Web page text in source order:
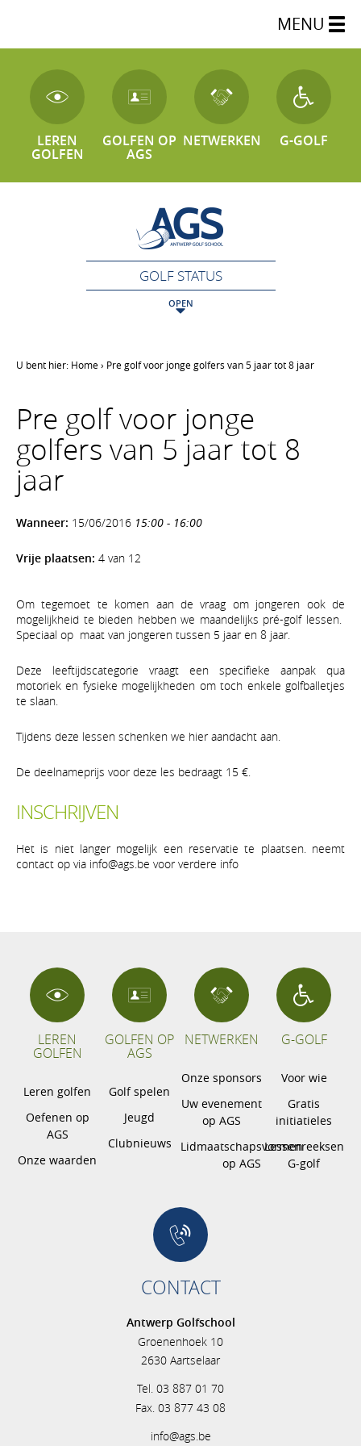
MENU
LEREN
GOLFEN
GOLFEN OP
AGS
NETWERKEN G-GOLF
GOLF STATUS
OPEN
U bent hier: Home› Pre golf voor jonge golfers van 5 jaar tot 8 jaar
Pre golf voor jonge
golfers van 5 jaar tot 8
jaar
Wanneer: 15/06/2016 15:00 - 16:00
Vrije plaatsen: 4 van 12
Om tegemoet te komen aan de vraag om jongeren ook de
mogelijkheid te bieden hebben we maandelijks pré-golf lessen.
Speciaal op maat van jongeren tussen 5 jaar en 8 jaar.
Deze leeftijdscategorie vraagt een specifieke aanpak qua
motoriek en fysieke mogelijkheden om toch enkele golfballetjes
te slaan.
Tijdens deze lessen schenken we hier aandacht aan.
De deelnameprijs voor deze les bedraagt 15 €.
INSCHRIJVEN
Het is niet langer mogelijk een reservatie te plaatsen. neemt
contact op via info@ags.be voor verdere info
LEREN
GOLFEN
Leren golfen
Oefenen op
AGS
Onze waarden
GOLFEN OP
AGS
Golf spelen
Jeugd
Clubnieuws
NETWERKEN
Onze sponsors
Uw evenement
op AGS
Lidmaatschapsvormen
op AGS
G-GOLF
Voor wie
Gratis
initiatieles
Lessenreeksen
G-golf
CONTACT
Antwerp Golfschool
Groenenhoek 10
2630 Aartselaar
Tel. 03 887 01 70
Fax. 03 877 43 08
info@ags.be